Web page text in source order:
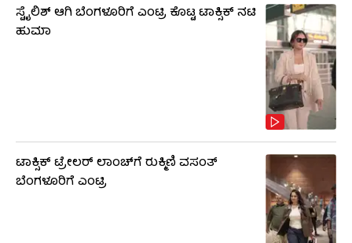
ಸ್ಟೈಲಿಶ್ ಆಗಿ ಬೆಂಗಳೂರಿಗೆ ಎಂಟ್ರಿ ಕೊಟ್ಟ ಟಾಕ್ಸಿಕ್ ನಟಿ
ಹುಮಾ
ಟಾಕ್ಸಿಕ್ ಟ್ರೇಲರ್ ಲಾಂಚ್​​​ಗೆ ರುಕ್ಮಿಣಿ ವಸಂತ್
ಬೆಂಗಳೂರಿಗೆ ಎಂಟ್ರಿ